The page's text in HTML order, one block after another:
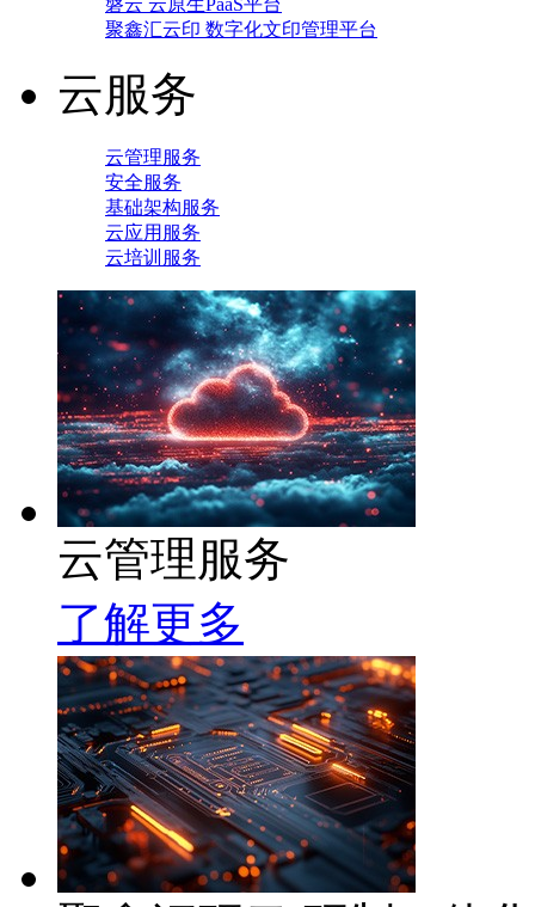
磐云 云原生PaaS平台
聚鑫汇云印 数字化文印管理平台
云服务
云管理服务
安全服务
基础架构服务
云应用服务
云培训服务
云管理服务
了解更多